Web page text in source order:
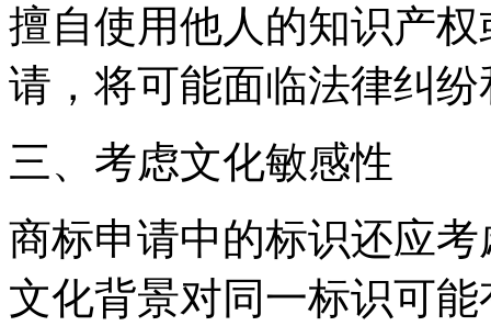
擅自使用他人的知识产
请，将可能面临法律纠
三、考虑文化敏感性
商标申请中的标识还应
文化背景对同一标识可